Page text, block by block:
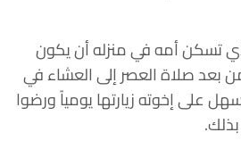
تسكن أمه في منزله أن يكون
صلاة العصر إلى العشاء في
على إخوته زيارتها يومياً ورضوا